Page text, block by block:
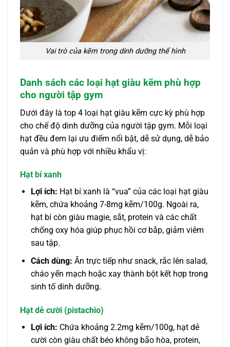
Vai trò của kẽm trong dinh dưỡng thể hình
Danh sách các loại hạt giàu kẽm phù hợp
cho người tập gym
Dưới đây là top 4 loại hạt giàu kẽm cực kỳ phù hợp
cho chế độ dinh dưỡng của người tập gym. Mỗi loại
hạt đều đem lại ưu điểm nổi bật, dễ sử dụng, dễ bảo
quản và phù hợp với nhiều khẩu vị:
Hạt bí xanh
Lợi ích: Hạt bí xanh là “vua” của các loại hạt giàu
kẽm, chứa khoảng 7-8mg kẽm/100g. Ngoài ra,
hạt bí còn giàu magie, sắt, protein và các chất
chống oxy hóa giúp phục hồi cơ bắp, giảm viêm
sau tập.
Cách dùng: Ăn trực tiếp như snack, rắc lên salad,
cháo yến mạch hoặc xay thành bột kết hợp trong
sinh tố dinh dưỡng.
Hạt dẻ cười (pistachio)
Lợi ích: Chứa khoảng 2.2mg kẽm/100g, hạt dẻ
cười còn giàu chất béo không bão hòa, protein,